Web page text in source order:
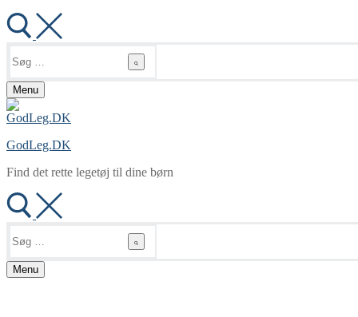
efter:
Menu
GodLeg.DK
Find det rette legetøj til dine børn
efter:
Menu